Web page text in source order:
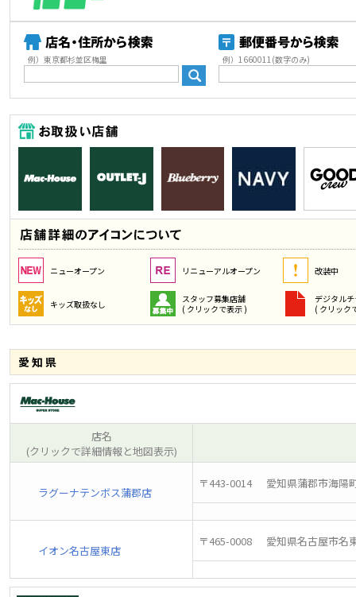
例）東京都杉並区梅里 例）1660011(数字のみ)
ニューオープン リニューアルオープン 改装中
キッズ取扱なし
スタッフ募集店舗
( クリックで表示 )
デジタル
( クリック
愛知県
店名
(クリックで詳細情報と地図表示)
ラグーナテンボス蒲郡店
〒443-0014 愛知県蒲郡市海陽
イオン名古屋東店
〒465-0008 愛知県名古屋市名